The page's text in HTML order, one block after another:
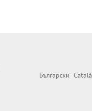
Български Català